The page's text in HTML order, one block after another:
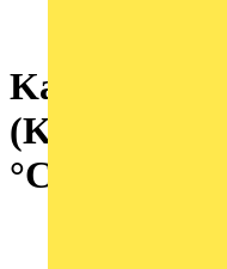
Kabeltülle
°C, 120 °C,